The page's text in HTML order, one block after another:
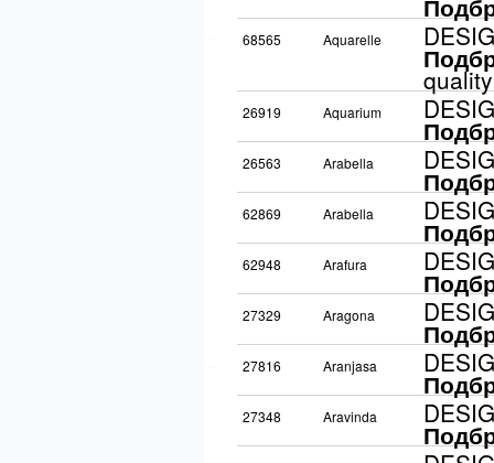
68565 Aquarelle
26919 Aquarium
26563 Arabella
62869 Arabella
62948 Arafura
27329 Aragona
27816 Aranjasa
27348 Aravinda